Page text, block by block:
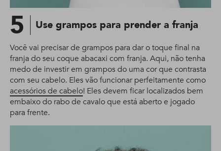
5 Use grampos para prender a franja
Você vai precisar de grampos para dar o toque final na
franja do seu coque abacaxi com franja. Aqui, não tenha
medo de investir em grampos do uma cor que contrasta
com seu cabelo. Eles vão funcionar perfeitamente como
acessórios de cabelo! Eles devem ficar localizados bem
embaixo do rabo de cavalo que está aberto e jogado
para frente.